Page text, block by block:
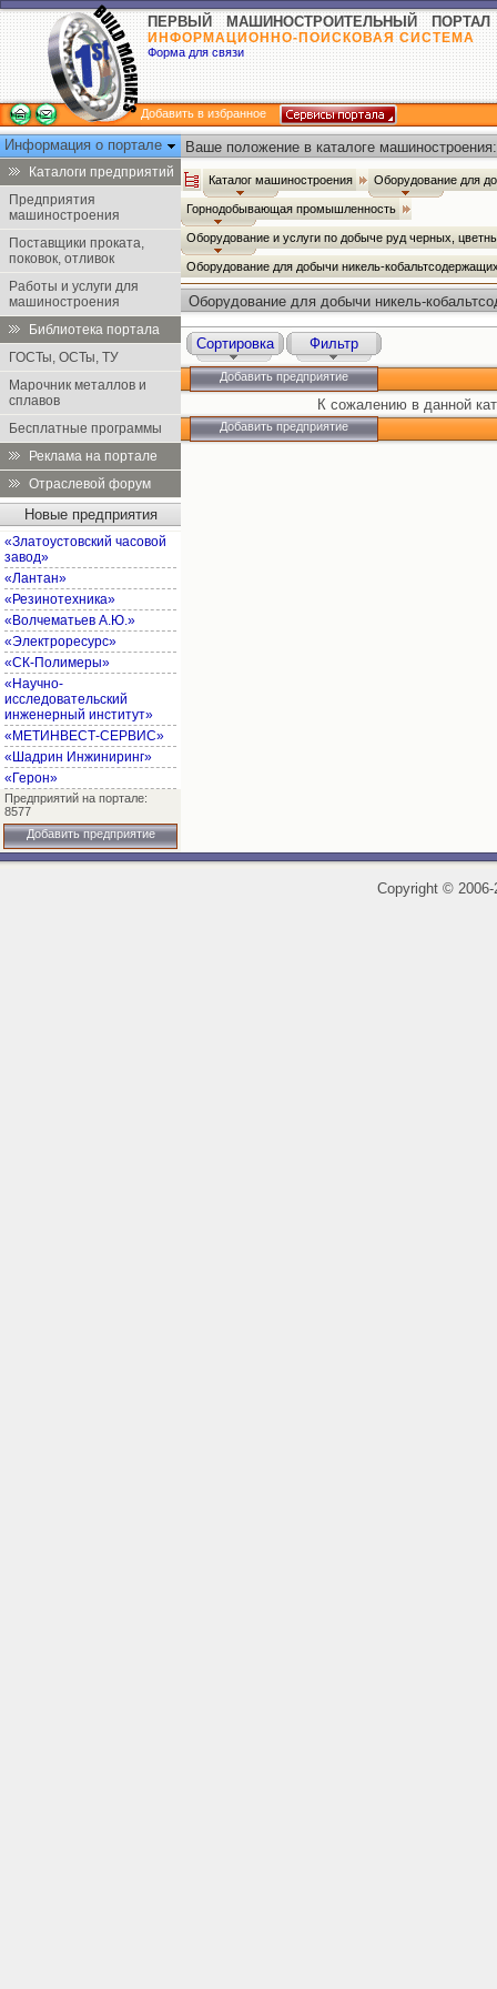
ПЕРВЫЙ МАШИНОСТРОИТЕЛЬНЫЙ ПОРТАЛ
ИНФОРМАЦИОННО-ПОИСКОВАЯ СИСТЕМА
Форма для связи
Добавить в избранное
Информация о портале
Каталоги предприятий
Предприятия
машиностроения
Поставщики проката,
поковок, отливок
Работы и услуги для
машиностроения
Библиотека портала
ГОСТы, ОСТы, ТУ
Марочник металлов и
сплавов
Бесплатные программы
Реклама на портале
Отраслевой форум
Новые предприятия
«Златоустовский часовой
завод»
«Лантан»
«Резинотехника»
«Волчематьев А.Ю.»
«Электроресурс»
«СК-Полимеры»
«Научно-
исследовательский
инженерный институт»
«МЕТИНВЕСТ-СЕРВИС»
«Шадрин Инжиниринг»
«Герон»
Предприятий на портале:
8577
Добавить предприятие
Ваше положение в каталоге машиностроения:
Каталог машиностроения Оборудование для
Горнодобывающая промышленность
Оборудование и услуги по добыче руд черных,
Оборудование для добычи никель-
Оборудование для добычи никель-
Сортировка Фильтр
Добавить предприятие
К сожалению в данной
Добавить предприятие
Copyright ©